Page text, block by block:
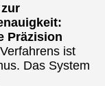
Präzision
ist
Das System